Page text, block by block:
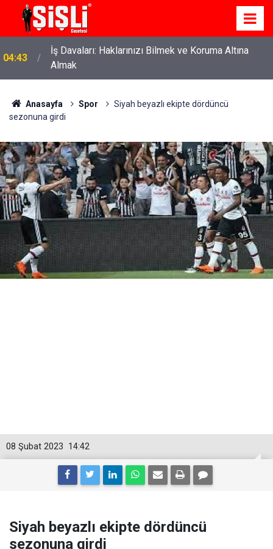
04:43
İş Davaları: Haklarınızı Bilmek ve Koruma Altına
Almak
Anasayfa Spor
Siyah beyazlı ekipte dördüncü
sezonuna girdi
14:42
08 Şubat 2023
Siyah beyazlı ekipte dördüncü
sezonuna girdi